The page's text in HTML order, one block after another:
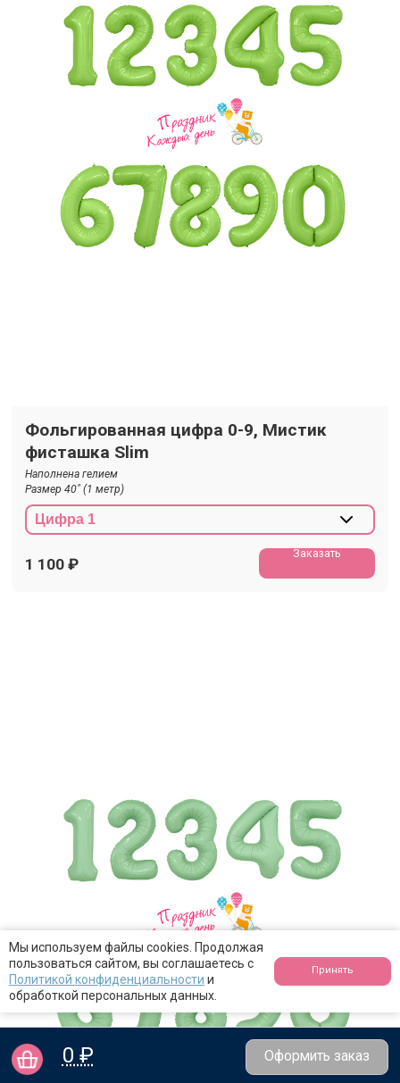
Фольгированная цифра 0-9, Мистик
фисташка Slim
Наполнена гелием
Размер 40" (1 метр)
1 100 ₽
Заказать
0 ₽ Оформить заказ
Мы используем файлы cookies. Продолжая
пользоваться сайтом, вы соглашаетесь с
Политикой конфиденциальности и
обработкой персональных данных.
Принять